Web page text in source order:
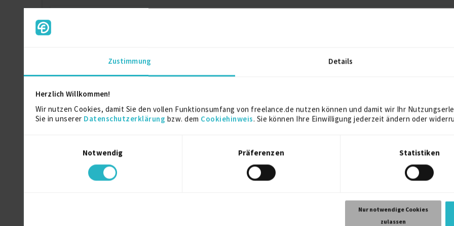
Zustimmung Details
Herzlich Willkommen!
Wir nutzen Cookies, damit Sie den vollen Funktionsumfang von freelance.de nutzen können und damit wir Ihr
Sie in unserer Datenschutzerklärung bzw. dem Cookiehinweis. Sie können Ihre Einwilligung jederzeit ändern oder
Notwendig
Präferenzen Statistiken
Nur notwendige Cookies
zulassen
TGA-Fachbauleiter
Brandmeldeanlagen